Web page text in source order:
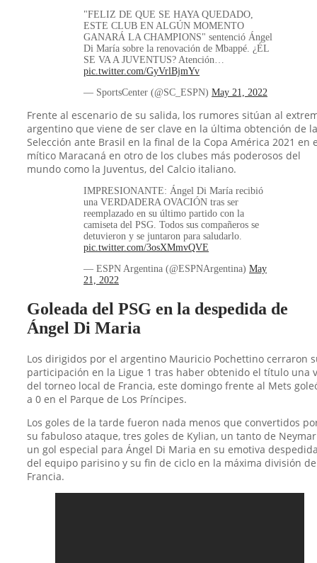
"FELIZ DE QUE SE HAYA QUEDADO,
ESTE CLUB EN ALGÚN MOMENTO
GANARÁ LA CHAMPIONS" sentenció Ángel
Di María sobre la renovación de Mbappé. ¿ÉL
SE VA A JUVENTUS? Atención…
pic.twitter.com/GyVrlBjmYv
— SportsCenter (@SC_ESPN) May 21, 2022
Frente al escenario de su salida, los rumores sitúan al
argentino que viene de ser clave en la última obtención de la
Selección ante Brasil en la final de la Copa América 2021 en
mítico Maracaná en otro de los clubes más poderosos del
mundo como la Juventus, del Calcio italiano.
IMPRESIONANTE: Ángel Di María recibió
una VERDADERA OVACIÓN tras ser
reemplazado en su último partido con la
camiseta del PSG. Todos sus compañeros se
detuvieron y se juntaron para saludarlo.
pic.twitter.com/3osXMmvQVE
— ESPN Argentina (@ESPNArgentina) May
21, 2022
Goleada del PSG en la despedida de
Ángel Di Maria
Los dirigidos por el argentino Mauricio Pochettino cerraron
participación en la Ligue 1 tras haber obtenido el título una
del torneo local de Francia, este domingo frente al Mets
a 0 en el Parque de Los Príncipes.
Los goles de la tarde fueron nada menos que convertidos
su fabuloso ataque, tres goles de Kylian, un tanto de
un gol especial para Ángel Di Maria en su emotiva
del equipo parisino y su fin de ciclo en la máxima división de
Francia.